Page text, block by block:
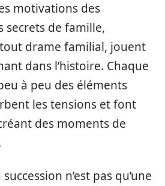
motivations des
secrets de famille,
drame familial, jouent
dans l’histoire. Chaque
à peu des éléments
les tensions et font
des moments de
n’est pas qu’une